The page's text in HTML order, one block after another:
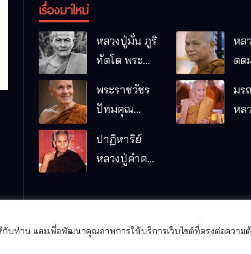
บท่าน และเพื่อพัฒนาคุณภาพการให้บริการเว็บไซต์ที่ตรงต่อความ
เรื่องมาใหม่
หลวงปู่มั่น ภูริ
ทัตโต พระ
พระกรรมฐาน
หล
ตต
จ.
พระราชวัชร
ปัทมคุณ
เกตุ ปทุมสิโร)
มรณภาพแล้ว
มร
หล
ปาฏิหาริย์
หลวงปู่คำคะ